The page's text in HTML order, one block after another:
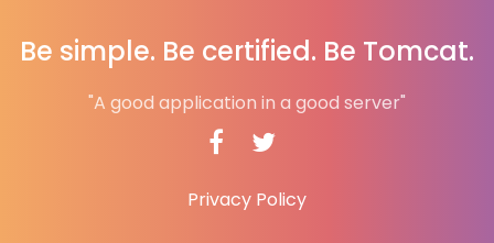
Be simple. Be certified. Be Tomcat.
"A good application in a good server"
Privacy Policy